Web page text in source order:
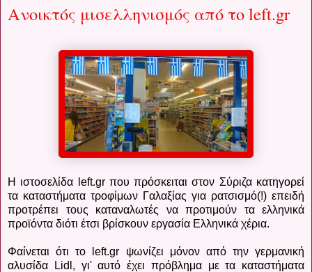
Ανοικτός μισελληνισμός από το left.gr
Η ιστοσελίδα left.gr που πρόσκειται στον Σύριζα κατηγορεί
τα καταστήματα τροφίμων Γαλαξίας για ρατσισμό(!) επειδή
προτρέπει τους καταναλωτές να προτιμούν τα ελληνικά
προϊόντα διότι έτσι βρίσκουν εργασία Ελληνικά χέρια.
Φαίνεται ότι τo left.gr ψωνίζει μόνον από την γερμανική
αλυσίδα Lidl, γι' αυτό έχει πρόβλημα με τα καταστήματα